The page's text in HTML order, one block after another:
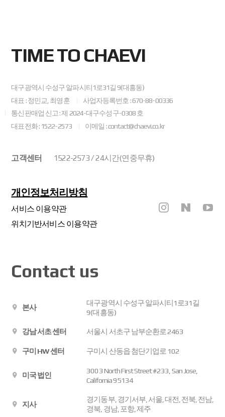
TIME TO CHAEVI
대구광역시 수성구 알파시티1로31길 9(대흥동)
대표 : 정민교, 최영훈
사업자등록번호 : 670-88-00336
통신판매업 신고 : 제 2024-대구수성구-0308 호
대표전화 : 1522-2573
이메일 : contact@chaevi.co.kr
고객센터 1522-2573 / 24시간(연중무휴)
개인정보처리방침
서비스 이용약관
위치기반서비스 이용약관
Contact us
본사
대구광역시 수성구 알파시티1로31길
9(대흥동)
강남 서초 센터 서울시 서초구 남부순환로 2463
구미 HW 센터 구미시 산동읍 첨단기업로 102
미국 법인
3003 North First Street #233, San Jose,
California 95134
지사
경기동부, 경기서부, 서울, 대전, 전북, 전남,
경북, 경남, 포항, 제주